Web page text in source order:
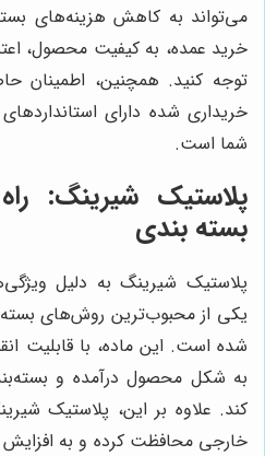
می‌تواند به کاهش هزینه‌های
خرید عمده، به کیفیت محصول،
توجه کنید. همچنین، اطمینان
خریداری شده دارای
شما است.
پلاستیک شیرینگ:
بسته بندی
پلاستیک شیرینگ به دلیل
یکی از محبوب‌ترین روش‌های
شده است. این ماده، با قابلیت
به شکل محصول درآمده و
کند. علاوه بر این، پلاستیک
خارجی محافظت کرده و به